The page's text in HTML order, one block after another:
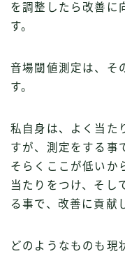
を調整したら改善に
す。
音場閾値測定は、そ
す。
私自身は、よく当た
すが、測定をする事
そらくここが低いか
当たりをつけ、そし
る事で、改善に貢献
どのようなものも現